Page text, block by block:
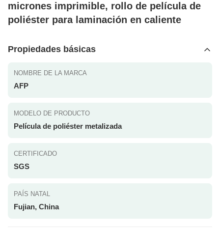
micrones imprimible, rollo de película de
poliéster para laminación en caliente
Propiedades básicas
NOMBRE DE LA MARCA
AFP
MODELO DE PRODUCTO
Película de poliéster metalizada
CERTIFICADO
SGS
PAÍS NATAL
Fujian, China